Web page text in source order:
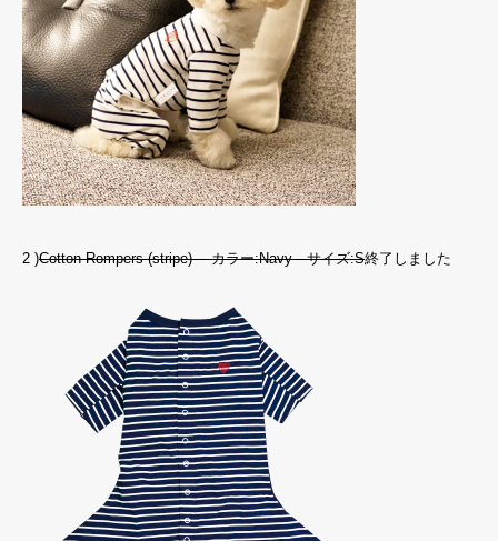
2 )Cotton Rompers (stripe) カラー:Navy サイズ:S終了しました